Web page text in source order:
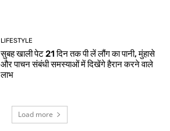
LIFESTYLE
सुबह खाली पेट 21 दिन तक पी लें लौंग का पानी, मुंहासे
और पाचन संबंधी समस्याओं में दिखेंगे हैरान करने वाले
लाभ
Load more